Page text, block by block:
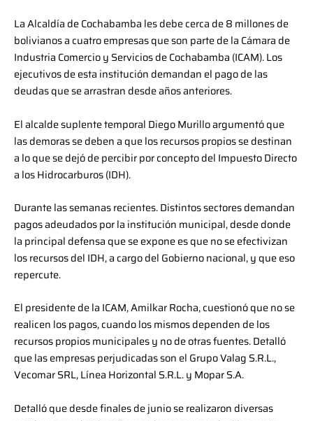
La Alcaldía de Cochabamba les debe cerca de 8 millones de
bolivianos a cuatro empresas que son parte de la Cámara de
Industria Comercio y Servicios de Cochabamba (ICAM). Los
ejecutivos de esta institución demandan el pago de las
deudas que se arrastran desde años anteriores.
El alcalde suplente temporal Diego Murillo argumentó que
las demoras se deben a que los recursos propios se destinan
a lo que se dejó de percibir por concepto del Impuesto Directo
a los Hidrocarburos (IDH).
Durante las semanas recientes. Distintos sectores demandan
pagos adeudados por la institución municipal, desde donde
la principal defensa que se expone es que no se efectivizan
los recursos del IDH, a cargo del Gobierno nacional, y que eso
repercute.
El presidente de la ICAM, Amilkar Rocha, cuestionó que no se
realicen los pagos, cuando los mismos dependen de los
recursos propios municipales y no de otras fuentes. Detalló
que las empresas perjudicadas son el Grupo Valag S.R.L.,
Vecomar SRL, Línea Horizontal S.R.L. y Mopar S.A.
Detalló que desde finales de junio se realizaron diversas